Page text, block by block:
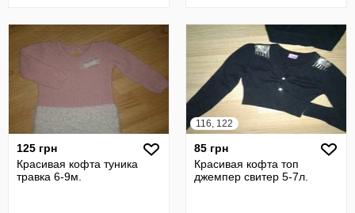
125 грн
Красивая кофта туника
травка 6-9м.
116, 122
85 грн
Красивая кофта топ
джемпер свитер 5-7л.